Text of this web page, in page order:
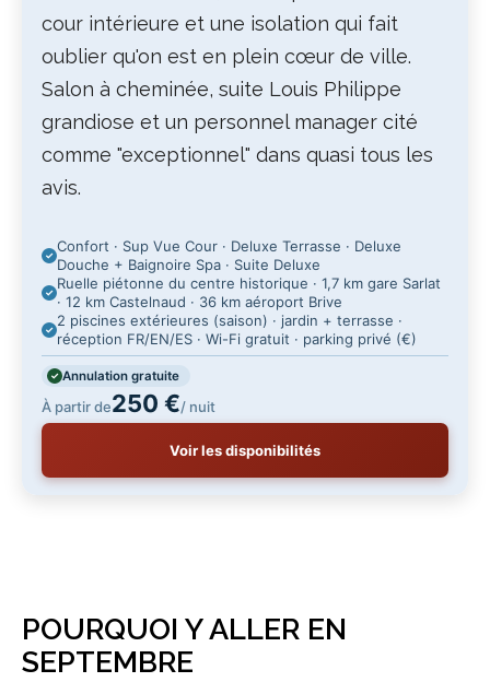
cour intérieure et une isolation qui fait
oublier qu'on est en plein cœur de ville.
Salon à cheminée, suite Louis Philippe
grandiose et un personnel manager cité
comme "exceptionnel" dans quasi tous les
avis.
Confort · Sup Vue Cour · Deluxe Terrasse · Deluxe
Douche + Baignoire Spa · Suite Deluxe
Ruelle piétonne du centre historique · 1,7 km gare Sarlat
· 12 km Castelnaud · 36 km aéroport Brive
2 piscines extérieures (saison) · jardin + terrasse ·
réception FR/EN/ES · Wi-Fi gratuit · parking privé (€)
Annulation gratuite
À partir de250 €/ nuit
Voir les disponibilités
POURQUOI Y ALLER EN
SEPTEMBRE